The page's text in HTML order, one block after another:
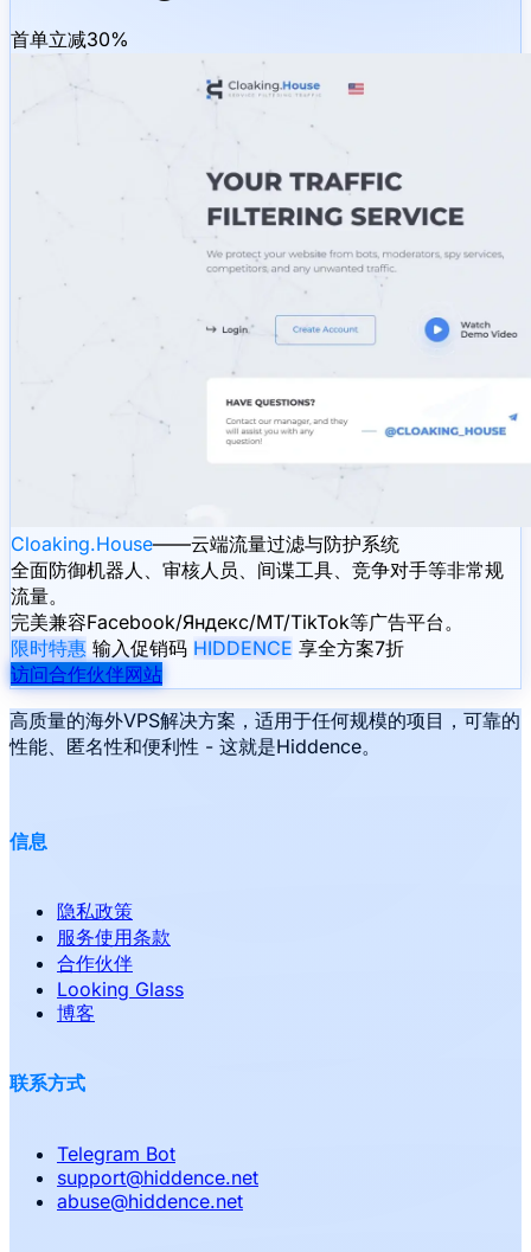
首单立减30%
Cloaking.House——云端流量过滤与防护系统
全面防御机器人、审核人员、间谍工具、竞争对手等非常规
流量。
完美兼容Facebook/Яндекс/MT/TikTok等广告平台。
限时特惠 输入促销码 HIDDENCE 享全方案7折
访问合作伙伴网站
高质量的海外VPS解决方案，适用于任何规模的项目，可靠的
性能、匿名性和便利性 - 这就是Hiddence。
信息
隐私政策
服务使用条款
合作伙伴
Looking Glass
博客
联系方式
Telegram Bot
support@hiddence.net
abuse@hiddence.net